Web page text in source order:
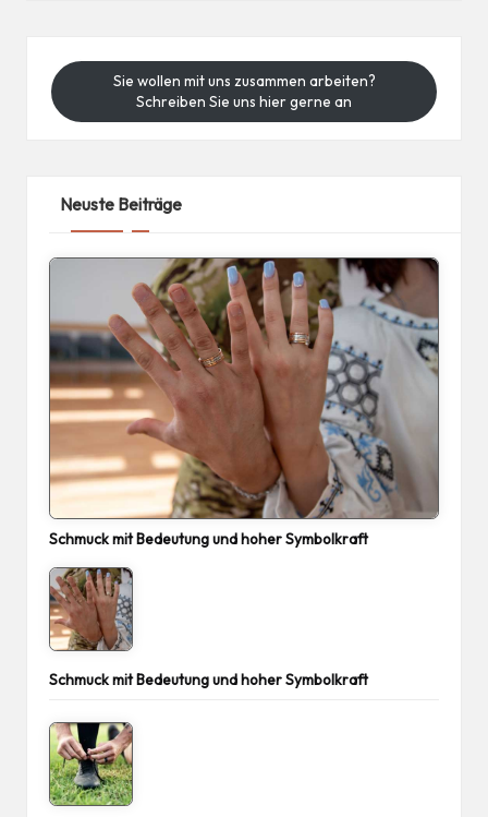
Sie wollen mit uns zusammen arbeiten?
Schreiben Sie uns hier gerne an
Neuste Beiträge
Schmuck mit Bedeutung und hoher Symbolkraft
Schmuck mit Bedeutung und hoher Symbolkraft